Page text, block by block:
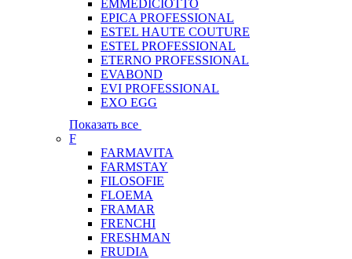
EMMEDICIOTTO
EPICA PROFESSIONAL
ESTEL HAUTE COUTURE
ESTEL PROFESSIONAL
ETERNO PROFESSIONAL
EVABOND
EVI PROFESSIONAL
EXO EGG
Показать все
F
FARMAVITA
FARMSTAY
FILOSOFIE
FLOEMA
FRAMAR
FRENCHI
FRESHMAN
FRUDIA